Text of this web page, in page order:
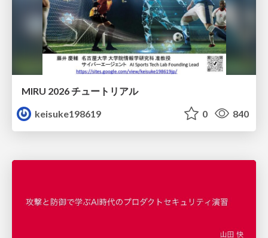
MIRU 2026 チュートリアル
keisuke198619
0 840